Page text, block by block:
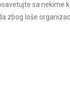
sa nekime
zbog loše